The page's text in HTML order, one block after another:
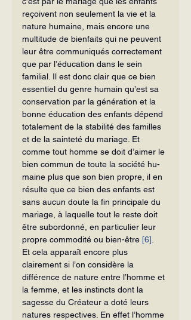
reçoivent non seulement la vie et la
nature humaine, mais encore une
multitude de bienfaits qui ne peuvent
leur être communiqués correctement
que par l’éducation dans le sein
familial. Il est donc clair que ce bien
essentiel du genre humain qu’est sa
conservation par la génération et la
bonne éducation des enfants dépend
totalement de la stabilité des familles
et de la sainteté du mariage. Et
comme tout homme se doit d’aimer le
bien commun de toute la société hu­
maine plus que son bien propre, il en
résulte que ce bien des enfants est
sans aucun doute la fin principale du
mariage, à laquelle tout le reste doit
être subor­donné, en particulier leur
propre commodité ou bien-être [6]
Et cela apparaît encore plus
clairement si l’on considère la
différence de na­ture entre l’homme et
la femme, et les instincts dont la
sagesse du Créateur a doté leurs
natures respectives. En effet l’homme